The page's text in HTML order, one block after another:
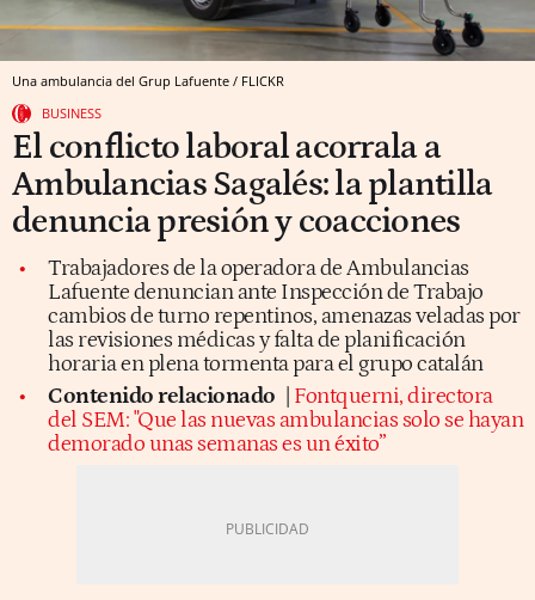
Una ambulancia del Grup Lafuente / FLICKR
BUSINESS
El conflicto laboral acorrala a
Ambulancias Sagalés: la plantilla
denuncia presión y coacciones
Trabajadores de la operadora de Ambulancias
Lafuente denuncian ante Inspección de Trabajo
cambios de turno repentinos, amenazas veladas por
las revisiones médicas y falta de planificación
horaria en plena tormenta para el grupo catalán
Contenido relacionado
Fontquerni, directora
del SEM: "Que las nuevas ambulancias solo se hayan
demorado unas semanas es un éxito”